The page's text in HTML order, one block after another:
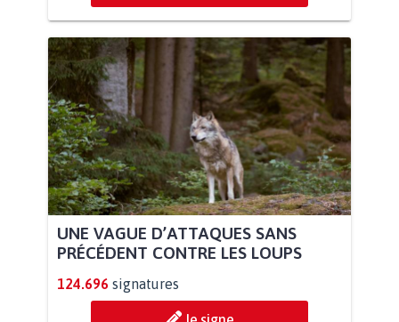
UNE VAGUE D’ATTAQUES SANS
PRÉCÉDENT CONTRE LES LOUPS
124.696 signatures